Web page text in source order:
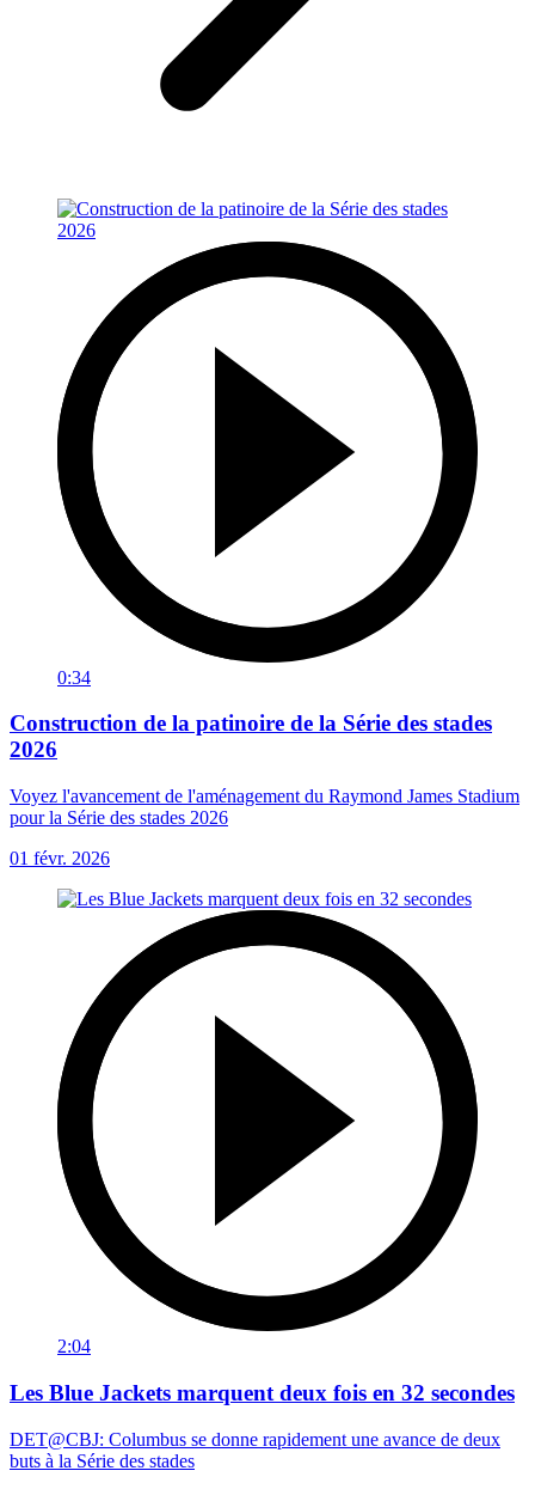
0:34
Construction de la patinoire de la Série des stades
2026
Voyez l'avancement de l'aménagement du Raymond James Stadium
pour la Série des stades 2026
01 févr. 2026
2:04
Les Blue Jackets marquent deux fois en 32 secondes
DET@CBJ: Columbus se donne rapidement une avance de deux
buts à la Série des stades